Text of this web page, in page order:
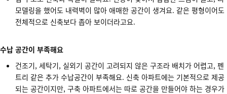
모델링을 했어도 내력벽이 많아 애매한 공간이 생겨요. 같은 평형이어도
전체적으로 신축보다 좁아 보이더라고요.
수납 공간이 부족해요
건조기, 세탁기, 실외기 공간이 고려되지 않은 구조라 배치가 어렵고, 펜
트리 같은 추가 수납공간이 부족해요. 신축 아파트에는 기본적으로 제공
되는 공간이지만, 구축 아파트에서는 따로 공간을 만들어야 하는 경우가